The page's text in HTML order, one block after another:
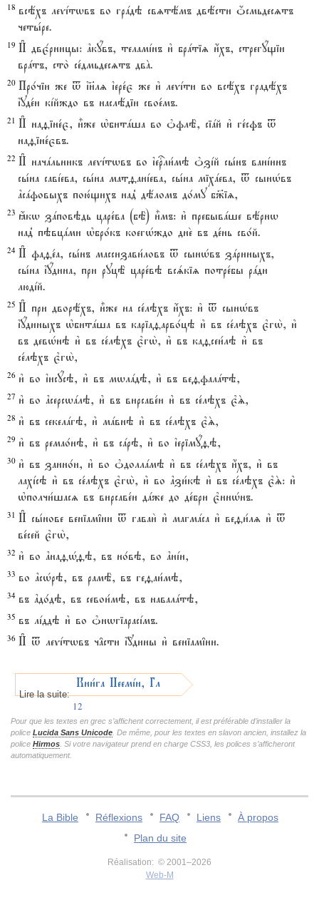
18 всёхъ леvjтwвъ во грaдэ свzтёмъ двёсти џсмьдесzтъ
четы1ре.
19 И# двє1рницы: ґкyвъ, теламjнъ и3 брaтіz и4хъ, стрегyщіи
врaтъ, сто2 се1дмьдесzтъ двA.
20 Про1чіи же t ї}лz їере1є же и3 леvjти во всёхъ градёхъ
їуде1и кjйждо въ наслёдіи свое1мъ.
21 И# наfіне1є, и5же њбитaша во nфлЁ, сіaй и3 ге1сфъ t
наfіне1євъ.
22 И# начaльникъ леvjтwвъ во їеrли1мэ nзjй сы1нъ ванjинъ
сы1на савjева, сы1на матfанjева, сы1на міхaева, t сынHвъ
ґсaфовыхъ пою1щихъ над8 дёломъ до1му б9іz,
23 ћкw зaповэдь царе1ва (бЁ) и5мъ: и3 пребывaше вёрнw
над8 пэвцaми њбро1къ коегHждо дне2 въ де1нь сво1й.
24 И# фаfе1а, сы1нъ массизави1ловъ t сынHвъ зaриныхъ,
сы1на їyдина, при руцЁ царе1вэ всsкіz потре1бы рaди
людjй.
25 И# при дворёхъ, и5же на се1лэхъ и4хъ: и3 t сынHвъ
їyдиныхъ њбитaша въ каріаfарво1цэ и3 въ се1лэхъ є3гw2, и3
въ девHнэ и3 въ се1лэхъ є3гw2, и3 въ каfсеи1лэ и3 въ
се1лэхъ є3гw2,
26 и3 во їисyсэ, и3 въ мwлaдэ, и3 въ веfфалaтэ,
27 и3 во ґсерсwaлэ, и3 въ вирсаве1и и3 въ се1лэхъ є3S,
28 и3 въ секелaгэ, и3 мaвнэ и3 въ се1лэхъ є3S,
29 и3 въ ремао1нэ, и3 въ сaрэ, и3 во їерімyfэ,
30 и3 въ занно1и, и3 во nдоллaмэ и3 въ се1лэхъ и4хъ, и3 въ
лахjсэ и3 въ се1лэхъ є3гw2, и3 во ґзи1кэ и3 въ се1лэхъ є3S: и3
њполчи1шасz въ вирсаве1и дaже до де1бри є3ннHнъ.
31 И# сы1нове веніам‡ни t гаваи2 и3 магмaса и3 веfи1лz и3 t
ве1сей є3гw2,
32 и3 во ґнаfHfэ, въ но1вэ, во ґнjи,
33 во ґсHрэ, въ рамЁ, въ геfаи1мэ,
34 въ ґдо1дэ, въ севои1мэ, въ навалaтэ,
35 въ лjддэ и3 во nнwгіарасjмъ.
36 И# t леvjтwвъ ч†сти ї{дины и3 веніам‡ни.
Lire la suite:
Кни1га Неемjи, ГлавA
12
Pour que les textes en grec s’affichent correctement, il est préférable d’installer la
police Lucida Sans Unicode . De même, pour les textes en slavon ancien, installez la
police Hirmos . Si votre navigateur prend en charge CSS3, les polices s’afficheront
automatiquement.
La Bible Réflexions FAQ Liens
À propos
Plan du site
Réalisation: © 2001–2026
Web-M